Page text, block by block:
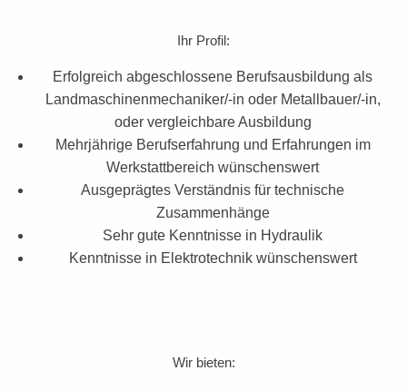
Ihr Profil:
Erfolgreich abgeschlossene Berufsausbildung als
Landmaschinenmechaniker/-in oder Metallbauer/-in,
oder vergleichbare Ausbildung
Mehrjährige Berufserfahrung und Erfahrungen im
Werkstattbereich wünschenswert
Ausgeprägtes Verständnis für technische
Zusammenhänge
Sehr gute Kenntnisse in Hydraulik
Kenntnisse in Elektrotechnik wünschenswert
Wir bieten: